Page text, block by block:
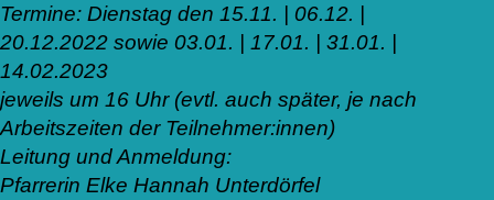
Termine: Dienstag den 15.11. | 06.12. |
20.12.2022 sowie 03.01. | 17.01. | 31.01. |
14.02.2023
jeweils um 16 Uhr (evtl. auch später, je nach
Arbeitszeiten der Teilnehmer:innen)
Leitung und Anmeldung:
Pfarrerin Elke Hannah Unterdörfel